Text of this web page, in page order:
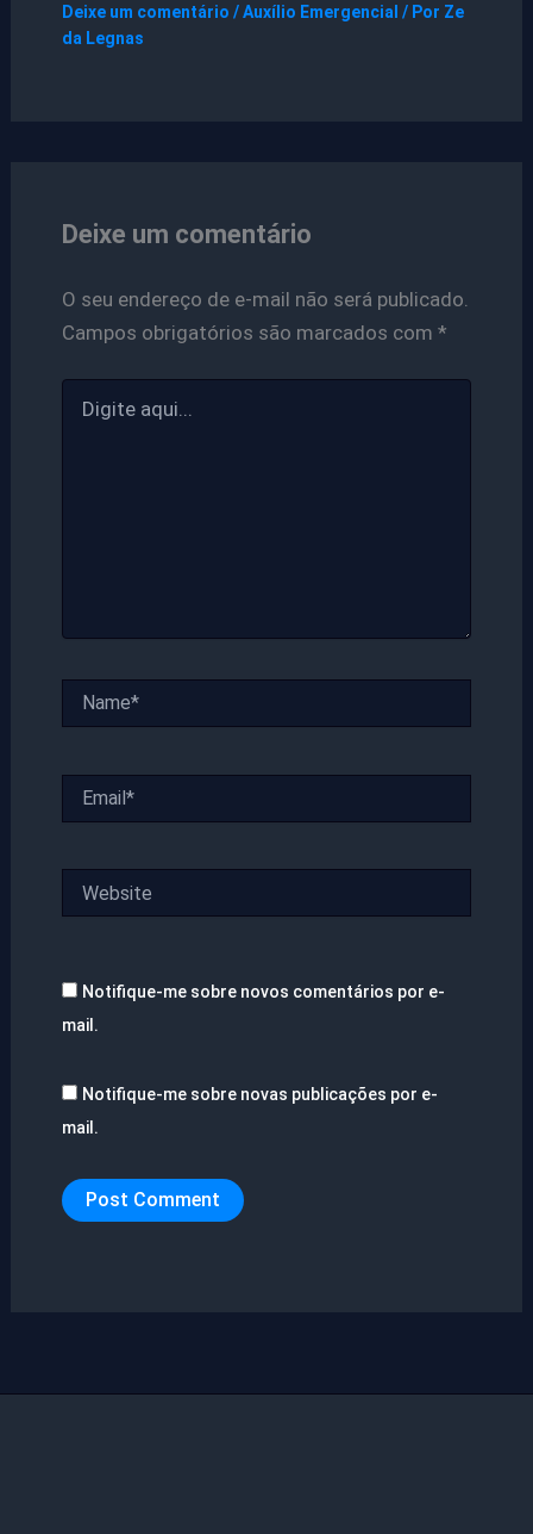
Deixe um comentário /Auxílio Emergencial / Por Ze
da Legnas
Deixe um comentário
O seu endereço de e-mail não será publicado.
Campos obrigatórios são marcados com *
aqui...
Notifique-me sobre novos comentários por e-
mail.
Notifique-me sobre novas publicações por e-
mail.